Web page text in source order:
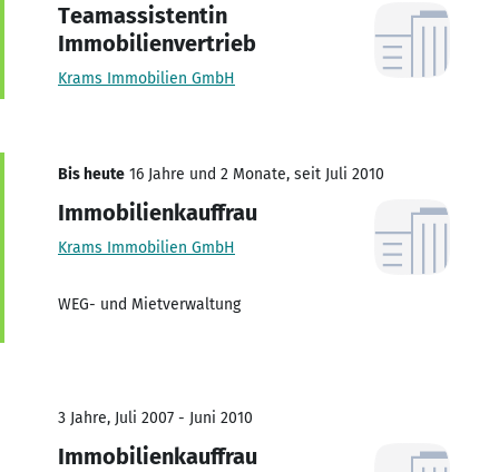
Teamassistentin
Immobilienvertrieb
Krams Immobilien GmbH
Bis heute 16 Jahre und 2 Monate, seit Juli 2010
Immobilienkauffrau
Krams Immobilien GmbH
WEG- und Mietverwaltung
3 Jahre, Juli 2007 - Juni 2010
Immobilienkauffrau